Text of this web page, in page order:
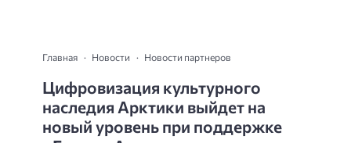
Главная Новости Новости партнеров
Цифровизация культурного
наследия Арктики выйдет на
новый уровень при поддержке